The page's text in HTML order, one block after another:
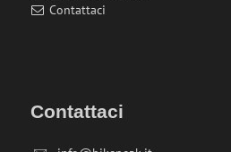
Contattaci
Contattaci